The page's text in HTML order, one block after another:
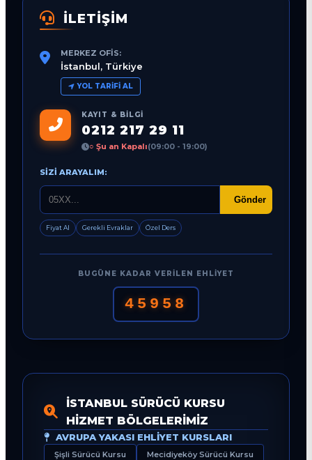
İLETİŞİM
MERKEZ OFIS:
İstanbul, Türkiye
YOL TARIFI AL
KAYIT & BILGI
0212 217 29 11
○ Şu an Kapalı(09:00 - 19:00)
SIZI ARAYALIM:
Gönder
Fiyat Al Gerekli Evraklar Özel Ders
BUGÜNE KADAR VERILEN EHLIYET
45958
İSTANBUL SÜRÜCÜ KURSU
HIZMET BÖLGELERIMIZ
AVRUPA YAKASI EHLIYET KURSLARI
Şişli Sürücü Kursu Mecidiyeköy Sürücü Kursu